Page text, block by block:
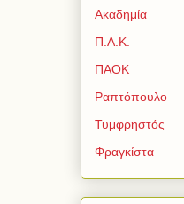
Ακαδημία
Π.Α.Κ.
ΠΑΟΚ
Ραπτόπουλο
Τυμφρηστός
Φραγκίστα